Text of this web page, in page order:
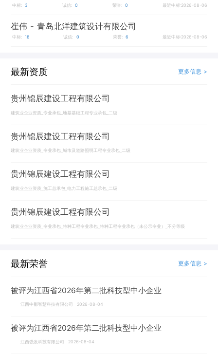
中标: 3 诚信: 0 荣誉: 0 最近中标:2026-08-06
崔伟 - 青岛北洋建筑设计有限公司
中标: 18 诚信: 0 荣誉: 6 最近中标:2026-08-06
最新资质 更多信息 >
贵州锦辰建设工程有限公司
建筑业企业资质_专业承包_地基基础工程专业承包_二级
贵州锦辰建设工程有限公司
建筑业企业资质_专业承包_城市及道路照明工程专业承包_二级
贵州锦辰建设工程有限公司
建筑业企业资质_施工总承包_电力工程施工总承包_二级
贵州锦辰建设工程有限公司
建筑业企业资质_专业承包_特种工程专业承包_特种工程专业承包（未公示专业）_不分等级
最新荣誉 更多信息 >
被评为江西省2026年第二批科技型中小企业
江西中鄱智慧科技有限公司 2026-08-04
被评为江西省2026年第二批科技型中小企业
江西强发科技有限公司 2026-08-04